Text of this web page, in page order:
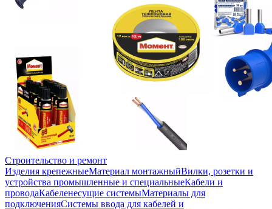
Строительство и ремонт
Изделия крепежныеМатериал монтажныйВилки, розетки и
устройства промышленные и специальныеКабели и
проводаКабеленесущие системыМатериалы для
подключенияСистемы ввода для кабелей и